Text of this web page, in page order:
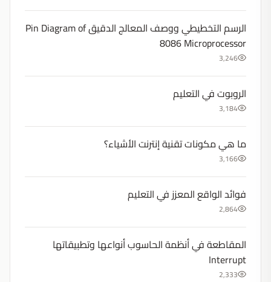
الرسم التخطيطي ووصف المعالج الدقيق Pin Diagram of
8086 Microprocessor
3,246
الروبوت في التعليم
3,184
ما هي مكونات تقنية إنترنت الأشياء؟
3,166
فوائد الواقع المعزز في التعليم
2,864
المقاطعة في أنظمة الحاسوب أنواعها وتطبيقاتها
Interrupt
2,333